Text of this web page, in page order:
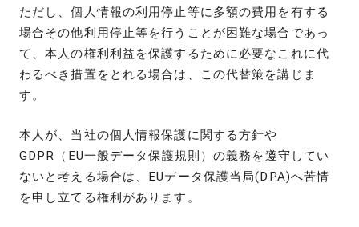
ただし、個人情報の利用停止等に多額の費用を有する
場合その他利用停止等を行うことが困難な場合であっ
て、本人の権利利益を保護するために必要なこれに代
わるべき措置をとれる場合は、この代替策を講じま
す。
本人が、当社の個人情報保護に関する方針や
GDPR（EU一般データ保護規則）の義務を遵守してい
ないと考える場合は、EUデータ保護当局(DPA)へ苦情
を申し立てる権利があります。